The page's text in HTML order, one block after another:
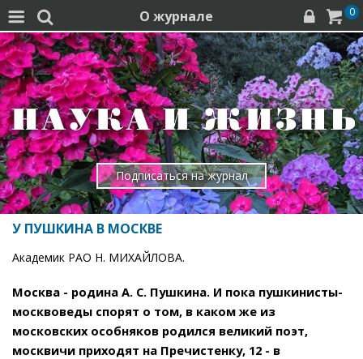
  О журнале   0
Подписаться на журнал
У ПУШКИНА В МОСКВЕ
Академик РАО Н. МИХАЙЛОВА.
Москва - родина А. С. Пушкина. И пока пушкинисты-
москвоведы спорят о том, в каком же из
московских особняков родился великий поэт,
москвичи приходят на Пречистенку, 12 - в